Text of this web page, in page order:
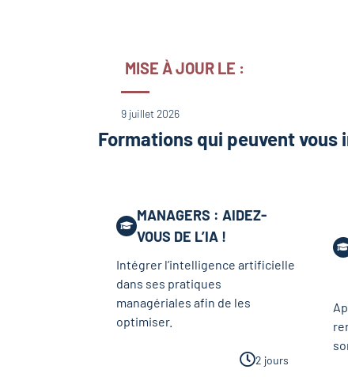
MISE À JOUR LE :
9 juillet 2026
Formations qui peuvent vous
MANAGERS : AIDEZ-
VOUS DE L’IA !
Intégrer l’intelligence artificielle
dans ses pratiques
managériales afin de les
optimiser.
2 jours